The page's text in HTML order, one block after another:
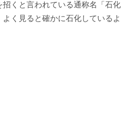
招くと言われている通称名「石化
く見ると確かに石化しているよ